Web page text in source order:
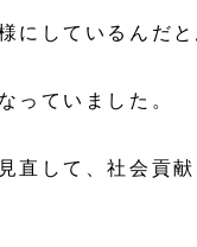
にしているんだ
っていました。
直して、社会貢